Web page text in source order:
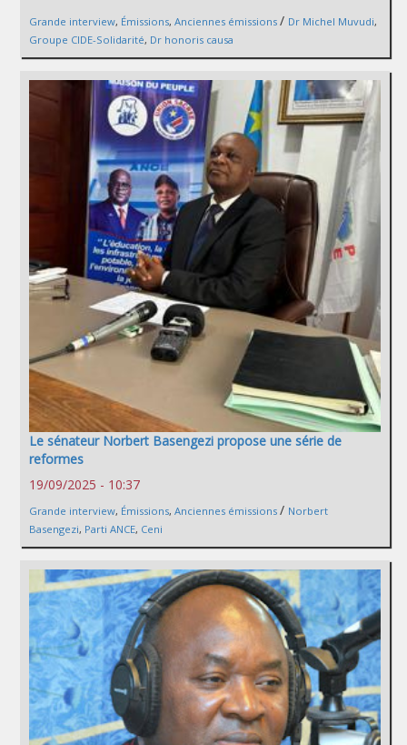
Grande interview, Émissions, Anciennes émissions / Dr Michel Muvudi,
Groupe CIDE-Solidarité, Dr honoris causa
Le sénateur Norbert Basengezi propose une série de
reformes
19/09/2025 - 10:37
Grande interview, Émissions, Anciennes émissions / Norbert
Basengezi, Parti ANCE, Ceni